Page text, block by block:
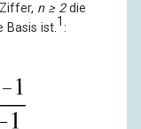
n ≥ 2die
Basis ist.1: